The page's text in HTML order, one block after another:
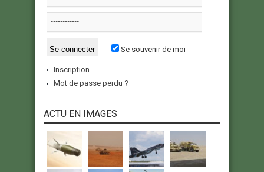
Se souvenir de moi
Inscription
Mot de passe perdu ?
ACTU EN IMAGES